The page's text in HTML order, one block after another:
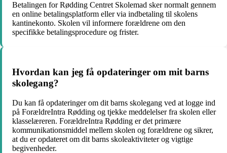
Betalingen for Rødding Centret Skolemad sker normalt gennem
en online betalingsplatform eller via indbetaling til skolens
kantinekonto. Skolen vil informere forældrene om den
specifikke betalingsprocedure og frister.
Hvordan kan jeg få opdateringer om mit barns
skolegang?
Du kan få opdateringer om dit barns skolegang ved at logge ind
på ForældreIntra Rødding og tjekke meddelelser fra skolen eller
klasselæreren. ForældreIntra Rødding er det primære
kommunikationsmiddel mellem skolen og forældrene og sikrer,
at du er opdateret om dit barns skoleaktiviteter og vigtige
begivenheder.